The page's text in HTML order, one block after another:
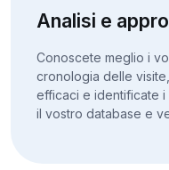
Analisi e
Conoscete meglio i
cronologia delle
efficaci e identificate i
il vostro database e